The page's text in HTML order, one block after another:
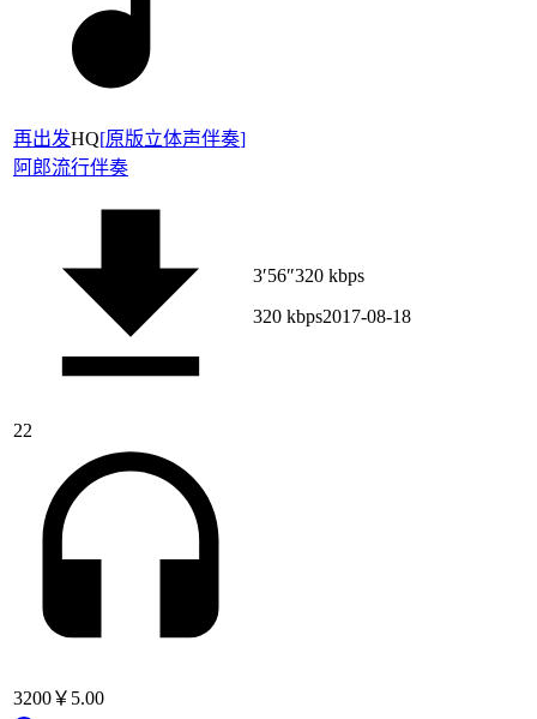
再出发HQ[原版立体声伴奏]
阿郎流行伴奏
22
3200￥5.00
3′56″320 kbps
320 kbps2017-08-18